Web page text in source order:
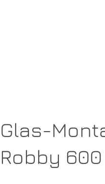
Glas-
Robby 600